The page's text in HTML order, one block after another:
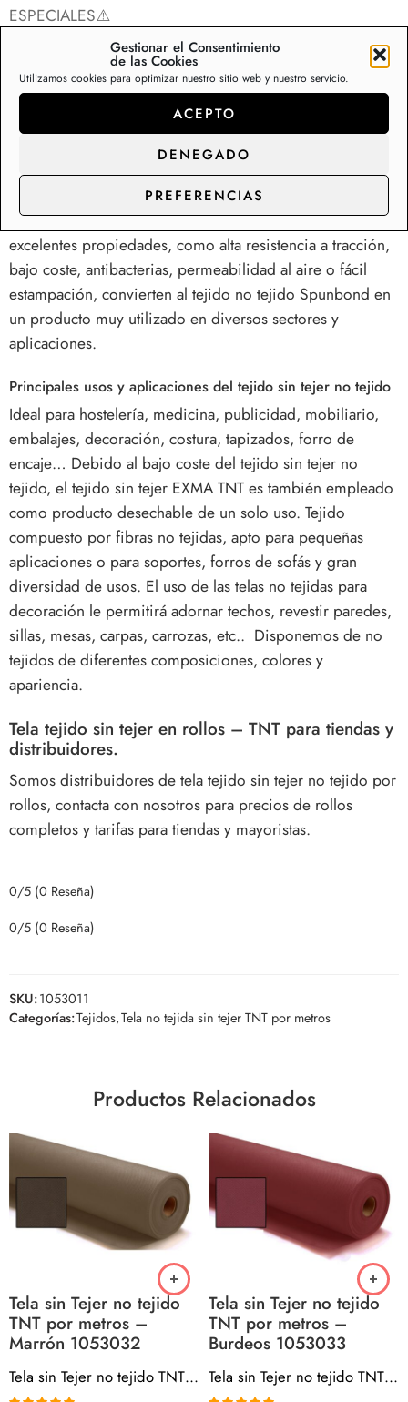
Gestionar el Consentimiento
de las Cookies
Utilizamos cookies para optimizar nuestro sitio web y nuestro servicio.
ACEPTO
DENEGADO
PREFERENCIAS
ESPECIALES⚠️
Descripción Información adicional
Tela sin Tejer no tejido TNT por metros
Conocido comotejido sin tejer, no tejido o spunbond,
aunque recibe otras denominaciones como
TNT, friselina o velo de polipropileno.Algunas de sus
excelentes propiedades, como alta resistencia a tracción,
bajo coste, antibacterias, permeabilidad al aire o fácil
estampación, convierten al tejido no tejido Spunbond en
un producto muy utilizado en diversos sectores y
aplicaciones.
Principales usos y aplicaciones del tejido sin tejer no tejido
Ideal para hostelería, medicina, publicidad, mobiliario,
embalajes, decoración, costura, tapizados, forro de
encaje… Debido al bajo coste del tejido sin tejer no
tejido, el tejido sin tejer EXMA TNT es también empleado
como producto desechable de un solo uso. Tejido
compuesto por fibras no tejidas, apto para pequeñas
aplicaciones o para soportes, forros de sofás y gran
diversidad de usos. El uso de las telas no tejidas para
decoración le permitirá adornar techos, revestir paredes,
sillas, mesas, carpas, carrozas, etc.. Disponemos de no
tejidos de diferentes composiciones, colores y
apariencia.
Tela tejido sin tejer en rollos – TNT para tiendas y
distribuidores.
Somos distribuidores de tela tejido sin tejer no tejido por
rollos, contacta con nosotros para precios de rollos
completos y tarifas para tiendas y mayoristas.
0/5 (0 Reseña)
0/5 (0 Reseña)
SKU:1053011
Categorías:Tejidos,Tela no tejida sin tejer TNT por metros
Productos Relacionados
Tela sin Tejer no tejido
TNT por metros –
Marrón 1053032
Tela sin Tejer no tejido TNT por metros – Marrón 1053032
Tela sin Tejer no tejido
TNT por metros –
Burdeos 1053033
Tela sin Tejer no tejido TNT por metros – Burdeos 1053033